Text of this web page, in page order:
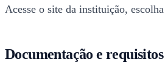
Acesse o site da instituição,
Documentação e requisitos